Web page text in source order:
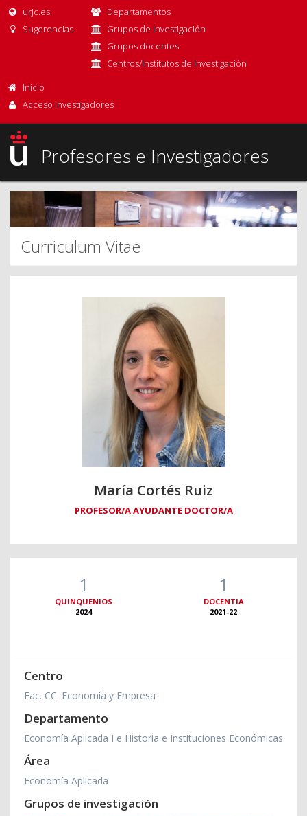
urjc.es
Sugerencias
Departamentos
Grupos de investigación
Grupos docentes
Centros/Institutos de Investigación
Inicio
Acceso Investigadores
Profesores e Investigadores
Curriculum Vitae
María Cortés Ruiz
PROFESOR/A AYUDANTE DOCTOR/A
1
QUINQUENIOS
2024
1
DOCENTIA
2021-22
Centro
Fac. CC. Economía y Empresa
Departamento
Economía Aplicada I e Historia e Instituciones Económicas
Área
Economía Aplicada
Grupos de investigación